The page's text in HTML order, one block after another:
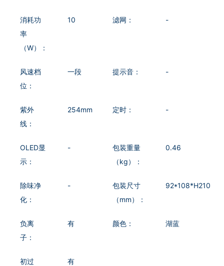
消耗功
率
（W）：
10 滤网： -
风速档
位：
一段 提示音： -
紫外
线：
254mm 定时： -
OLED显
示：
-
包装重量
（kg）：
0.46
除味净
化：
-
包装尺寸
（mm）：
92*108*H210
负离
子：
有 颜色： 湖蓝
初过
有